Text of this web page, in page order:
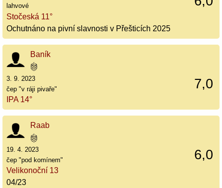
lahvové
Stočeská 11°
Ochutnáno na pivní slavnosti v Přešticích 2025
Baník
7,0
3. 9. 2023
čep "v ráji pivaře"
IPA 14°
Raab
6,0
19. 4. 2023
čep "pod komínem"
Velikonoční 13
04/23